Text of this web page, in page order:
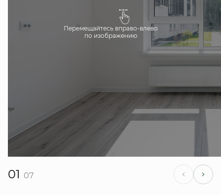
Перемещайтесь вправо-влево
по изображению
01 07